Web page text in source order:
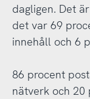
dagligen. Det
det var 69
innehåll och 6
86 procent
nätverk och 20